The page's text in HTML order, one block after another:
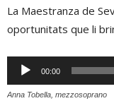
La Maestranza de
oportunitats que li
Reproductor
d'àudio
00:00
Anna Tobella, mezzosoprano